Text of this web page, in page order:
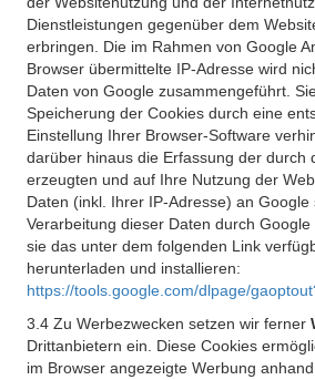
Dienstleistungen gegenüber dem
erbringen. Die im Rahmen von Google
Browser übermittelte IP-Adresse wird
Daten von Google zusammengeführt.
Speicherung der Cookies durch eine
Einstellung Ihrer Browser-Software
darüber hinaus die Erfassung der durch
erzeugten und auf Ihre Nutzung der
Daten (inkl. Ihrer IP-Adresse) an Google
Verarbeitung dieser Daten durch
sie das unter dem folgenden Link
herunterladen und installieren:
https://tools.google.com/dlpage/
3.4 Zu Werbezwecken setzen wir ferner
Drittanbietern ein. Diese Cookies
im Browser angezeigte Werbung